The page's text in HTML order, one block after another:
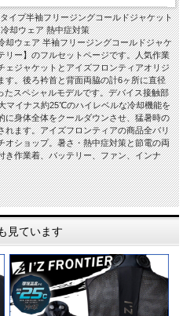
イプ半袖フリージングコールドジャケット
却ウェア 熱中症対策
却ウェア 半袖フリージングコールドジャケ
リー】のフルセットページです。人気作業
ェジャケットとアイズフロンティアオリジ
す。後ろ衿首と背面両脇の計6ヶ所に直径
スペシャルモデルです。デバイス接触部
マイナス約25℃のハイレベルな冷却機能を
に身体全体をクールダウンさせ、猛暑時の
れます。アイズフロンティアの商品全バリ
オショップ。暑さ・熱中症対策と節電の両
き作業着、バッテリー、ファン、インナ
見ています